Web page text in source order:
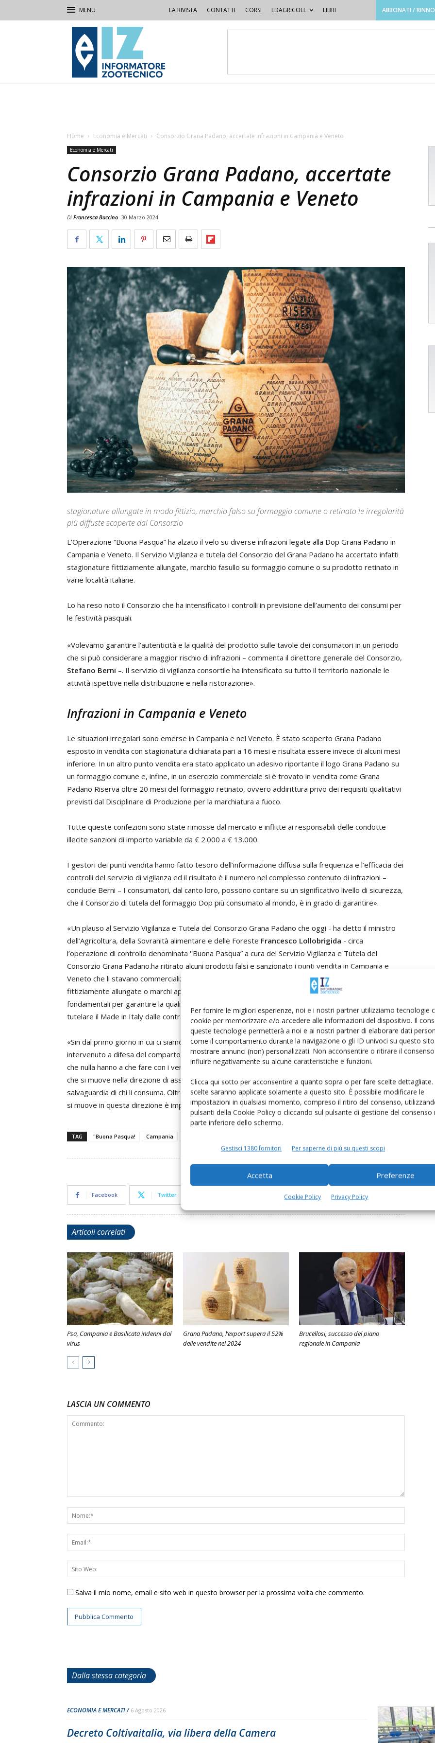
Per fornire le migliori esperienze, noi e i nostri partner utilizziamo tecnologie
cookie per memorizzare e/o accedere alle informazioni del dispositivo. Il
queste tecnologie permetterà a noi e ai nostri partner di elaborare dati
come il comportamento durante la navigazione o gli ID univoci su questo
mostrare annunci (non) personalizzati. Non acconsentire o ritirare il
influire negativamente su alcune caratteristiche e funzioni.
Clicca qui sotto per acconsentire a quanto sopra o per fare scelte dettagliate.
scelte saranno applicate solamente a questo sito. È possibile modificare le
impostazioni in qualsiasi momento, compreso il ritiro del consenso,
pulsanti della Cookie Policy o cliccando sul pulsante di gestione del consenso
parte inferiore dello schermo.
Gestisci 1380 fornitori Per saperne di più su questi scopi
Accetta Preferenze
Cookie Policy Privacy Policy
LA RIVISTA CONTATTI CORSI EDAGRICOLE LIBRI ABBONATI /
IZ
Informatore
Zootecnico
Home Economia e Mercati Consorzio Grana Padano, accertate infrazioni in Campania e Veneto
Economia e Mercati
Consorzio Grana Padano, accertate
infrazioni in Campania e Veneto
Di Francesca Baccino 30 Marzo 2024
stagionature allungate in modo fittizio, marchio falso su formaggio comune o retinato le irregolarità
più diffuste scoperte dal Consorzio
L'Operazione “Buona Pasqua” ha alzato il velo su diverse infrazioni legate alla Dop Grana Padano in
Campania e Veneto. Il Servizio Vigilanza e tutela del Consorzio del Grana Padano ha accertato infatti
stagionature fittiziamente allungate, marchio fasullo su formaggio comune o su prodotto retinato in
varie località italiane.
Lo ha reso noto il Consorzio che ha intensificato i controlli in previsione dell’aumento dei consumi per
le festività pasquali.
«Volevamo garantire l’autenticità e la qualità del prodotto sulle tavole dei consumatori in un periodo
che si può considerare a maggior rischio di infrazioni – commenta il direttore generale del Consorzio,
Stefano Berni –. Il servizio di vigilanza consortile ha intensificato su tutto il territorio nazionale le
attività ispettive nella distribuzione e nella ristorazione».
Infrazioni in Campania e Veneto
Le situazioni irregolari sono emerse in Campania e nel Veneto. È stato scoperto Grana Padano
esposto in vendita con stagionatura dichiarata pari a 16 mesi e risultata essere invece di alcuni mesi
inferiore. In un altro punto vendita era stato applicato un adesivo riportante il logo Grana Padano su
un formaggio comune e, infine, in un esercizio commerciale si è trovato in vendita come Grana
Padano Riserva oltre 20 mesi del formaggio retinato, ovvero addirittura privo dei requisiti qualitativi
previsti dal Disciplinare di Produzione per la marchiatura a fuoco.
Tutte queste confezioni sono state rimosse dal mercato e inflitte ai responsabili delle condotte
illecite sanzioni di importo variabile da € 2.000 a € 13.000.
I gestori dei punti vendita hanno fatto tesoro dell’informazione diffusa sulla frequenza e l’efficacia dei
controlli del servizio di vigilanza ed il risultato è il numero nel complesso contenuto di infrazioni –
conclude Berni – I consumatori, dal canto loro, possono contare su un significativo livello di sicurezza,
che il Consorzio di tutela del formaggio Dop più consumato al mondo, è in grado di garantire».
«Un plauso al Servizio Vigilanza e Tutela del Consorzio Grana Padano che oggi - ha detto il ministro
dell’Agricoltura, della Sovranità alimentare e delle Foreste Francesco Lollobrigida - circa
l’operazione di controllo denominata ''Buona Pasqua” a cura del Servizio Vigilanza e Tutela del
Consorzio Grana Padano.ha ritirato alcuni prodotti falsi e sanzionato i punti vendita in Campania e
Veneto che li stavano commercializzando, offrendo, ad esempio, formaggi con stagionature
fittiziamente allungate o marchi applicati a prodotti non corrispondenti al logo. I controlli sono
fondamentali per garantire la qualità e l'autenticità dei prodotti che arrivano sulle nostre tavole e per
tutelare il Made in Italy dalle contraffazion».
«Sin dal primo giorno in cui ci siamo insediati, il Governo Meloni - ha aggiunto Lollobrigida -. è
intervenuto a difesa del comparto alimentare, gravemente danneggiato dalle contraffazioni di marchi
che nulla hanno a che fare con i veri ed eccellenti prodotti agroalimentari italiani. Un impegno continuo
che si muove nella direzione di assicurare la sicurezza e la qualità degli alimenti a chi li produce e a
salvaguardia di chi li consuma. Oltre all’azione della nostra Cabina di Regia interforze che ogni giorno
si muove in questa direzione è importante che anche i Consorzi tutelino i prodotti da loro distribuiti»
TAG "Buona Pasqua! Campania
Facebook Twitter Pinterest Email
Articoli correlati
Psa, Campania e Basilicata indenni dal
virus
Grana Padano, l’export supera il 52%
delle vendite nel 2024
Brucellosi, successo del piano
regionale in Campania
LASCIA UN COMMENTO
Salva il mio nome, email e sito web in questo browser per la prossima volta che commento.
Dalla stessa categoria
ECONOMIA E MERCATI 6 Agosto 2026
Decreto Coltivaitalia, via libera della Camera